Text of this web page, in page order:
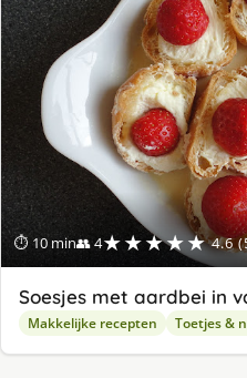
⏱ 10 min👥 4★★★★★ 4.6
Soesjes met aardbei in
Makkelijke recepten Toetjes &